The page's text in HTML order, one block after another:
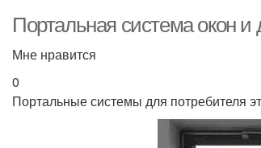
Портальная система окон
Мне нравится
0
Портальные системы для потребителя